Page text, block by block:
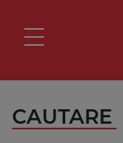
CAUTARE